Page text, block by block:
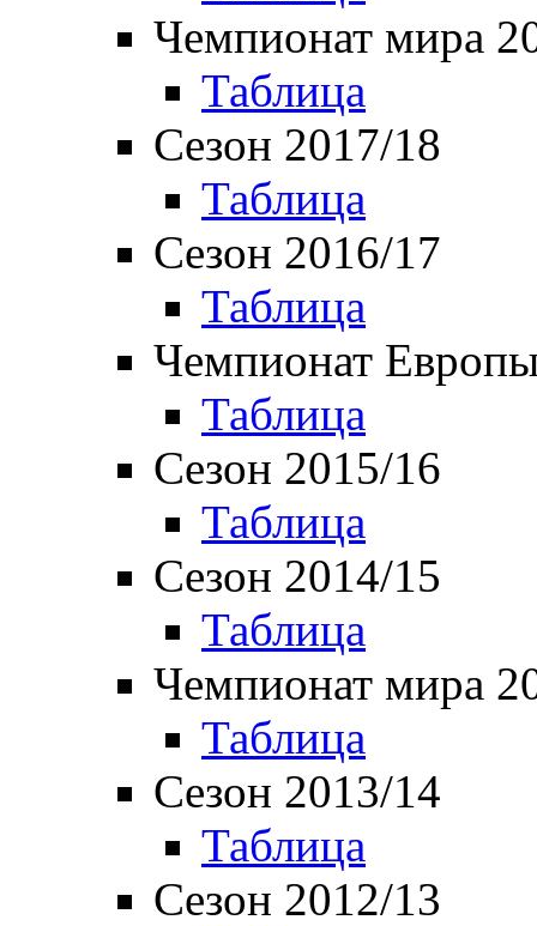
Чемпионат мира
Таблица
Сезон 2017/18
Таблица
Сезон 2016/17
Таблица
Чемпионат
Таблица
Сезон 2015/16
Таблица
Сезон 2014/15
Таблица
Чемпионат мира
Таблица
Сезон 2013/14
Таблица
Сезон 2012/13